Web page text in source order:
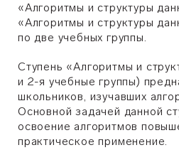
«Алгоритмы и структуры
«Алгоритмы и структуры
по две учебных группы.
Ступень «Алгоритмы и
и 2-я учебные группы)
школьников, изучавших
Основной задачей данной
освоение алгоритмов
практическое применение.